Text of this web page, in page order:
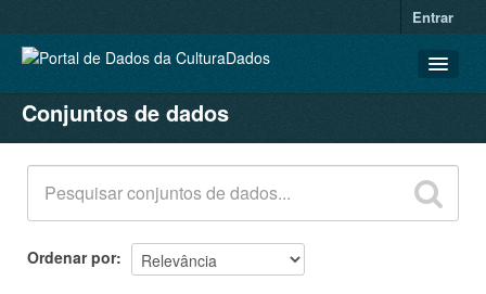
Entrar
CONJUNTOS DE DADOS
ORGANIZAÇÕES
GRUPOS
SOBRE
Conjuntos de dados
Ordenar por